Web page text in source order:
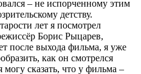
– не испорченному этим
детству.
лет я посмотрел
Борис Рыцарев,
после выхода фильма, я уже
как он смотрелся
сказать, что у фильма –